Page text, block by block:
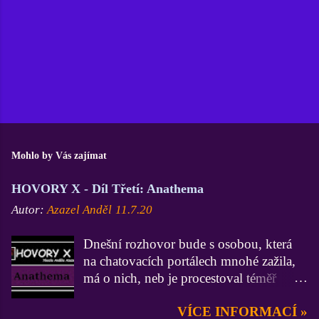
Mohlo by Vás zajímat
HOVORY X - Díl Třetí: Anathema
Autor: Azazel Anděl 11.7.20
Dnešní rozhovor bude s osobou, která
na chatovacích portálech mnohé zažila,
má o nich, neb je procestoval téměř
zkušenosti (zdatnější už jsem asi jen Já
VÍCE INFORMACÍ »